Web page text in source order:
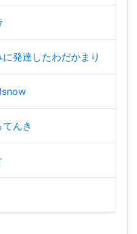
発達したわだかまり
んき